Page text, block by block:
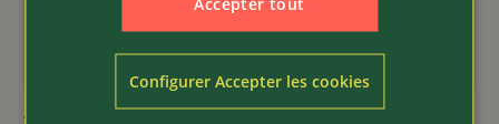
antibactérien
Article 100 Article 3567
Configurer Accepter les cookies